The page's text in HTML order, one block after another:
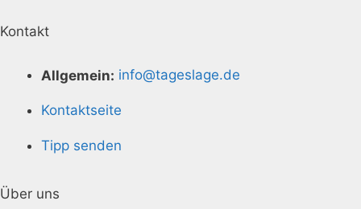
Kontakt
Allgemein: info@tageslage.de
Kontaktseite
Tipp senden
Über uns